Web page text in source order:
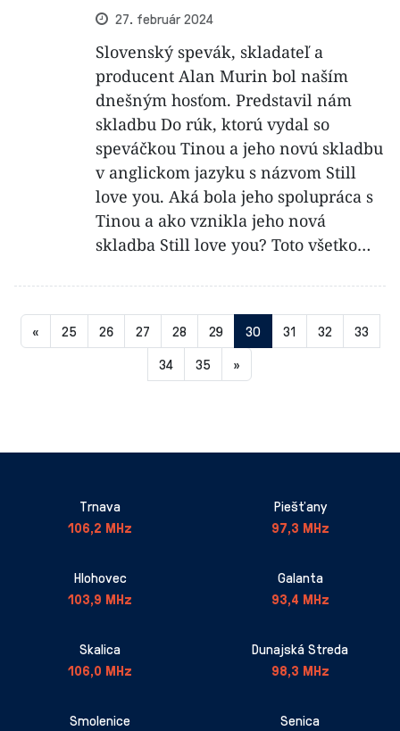
27. február 2024
Slovenský spevák, skladateľ a
producent Alan Murin bol naším
dnešným hosťom. Predstavil nám
skladbu Do rúk, ktorú vydal so
speváčkou Tinou a jeho novú skladbu
v anglickom jazyku s názvom Still
love you. Aká bola jeho spolupráca s
Tinou a ako vznikla jeho nová
skladba Still love you? Toto všetko…
« 25 26 27 28 29 30Aktuálna
stránka
31 32
33
34
35 »
Trnava
106,2 MHz
Piešťany
97,3 MHz
Hlohovec
103,9 MHz
Galanta
93,4 MHz
Skalica
106,0 MHz
Dunajská Streda
98,3 MHz
Smolenice
Senica